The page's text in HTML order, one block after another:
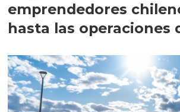
emprendedores
hasta las operaciones